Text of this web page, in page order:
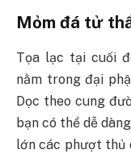
Mỏm đá tử
Tọa lạc tại cuối
nằm trong đại
Dọc theo cung
bạn có thể dễ
lớn các phượt thủ